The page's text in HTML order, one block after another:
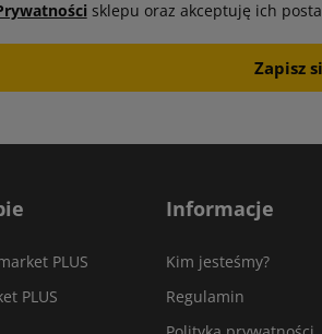
sklepu oraz akceptuję ich
PLUS
PLUS
Informacje
Kim jesteśmy?
Regulamin